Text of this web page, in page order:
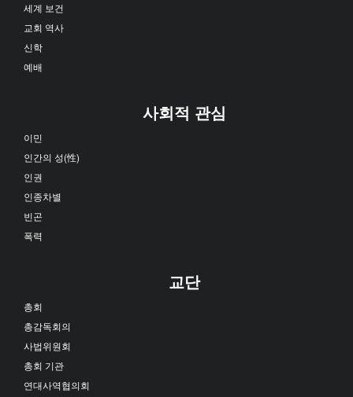
세계 보건
교회 역사
신학
예배
사회적 관심
이민
인간의 성(性)
인권
인종차별
빈곤
폭력
교단
총회
총감독회의
사법위원회
총회 기관
연대사역협의회